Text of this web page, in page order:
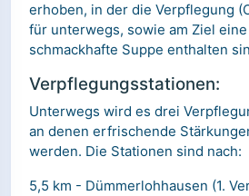
erhoben, in der die Verpflegung
für unterwegs, sowie am Ziel eine
schmackhafte Suppe enthalten
Verpflegungsstationen:
Unterwegs wird es drei
an denen erfrischende
werden. Die Stationen sind nach:
5,5 km - Dümmerlohhausen (1.